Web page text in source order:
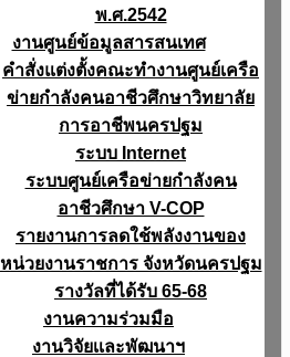
พ.ศ.2542
งานศูนย์ข้อมูลสารสนเทศ
คำสั่งแต่งตั้งคณะทำงานศูนย์เครือ
ข่ายกำลังคนอาชีวศึกษาวิทยาลัย
การอาชีพนครปฐม
ระบบ Internet
ระบบศูนย์เครือข่ายกำลังคน
อาชีวศึกษา V-COP
รายงานการลดใช้พลังงานของ
หน่วยงานราชการ จังหวัดนครปฐม
รางวัลที่ได้รับ 65-68
งานความร่วมมือ
งานวิจัยเเละพัฒนาฯ